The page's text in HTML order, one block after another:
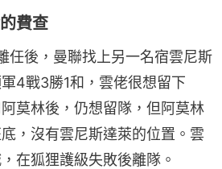
費查
任後，曼聯找上另一名宿雲尼斯
4戰3勝1和，雲佬很想留下
莫林後，仍想留隊，但阿莫林
，沒有雲尼斯達萊的位置。雲
在狐狸護級失敗後離隊。